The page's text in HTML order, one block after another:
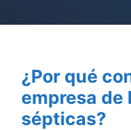
¿Por qué
empresa de
sépticas?